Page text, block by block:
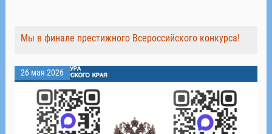
Мы в финале престижного Всероссийского конкурса!
26 мая 2026